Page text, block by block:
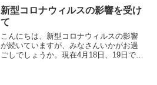
では、到着...
新型コロナウィルスの影響を受け
て
こんにちは、新型コロナウィルスの影響
が続いていますが、みなさんいかがお過
ごしでしょうか。現在4月18日、19日で行